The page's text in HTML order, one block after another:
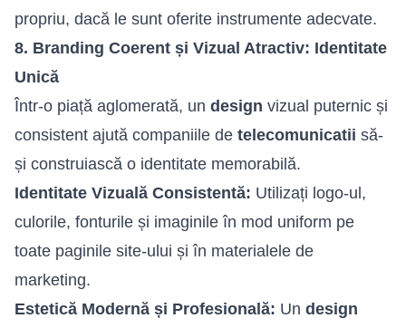
propriu, dacă le sunt oferite instrumente adecvate.
8. Branding Coerent și Vizual Atractiv: Identitate
Unică
Într-o piață aglomerată, un design vizual puternic și
consistent ajută companiile de telecomunicatii să-
și construiască o identitate memorabilă.
Identitate Vizuală Consistentă: Utilizați logo-ul,
culorile, fonturile și imaginile în mod uniform pe
toate paginile site-ului și în materialele de
marketing.
Estetică Modernă și Profesională: Un design